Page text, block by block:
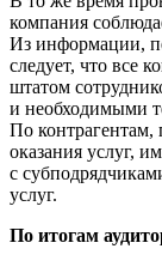
компания
Из информации,
следует, что все
штатом
и необходимыми
По контрагентам,
оказания услуг,
с
услуг.
По итогам